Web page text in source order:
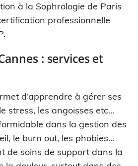
à la Sophrologie de Paris
professionnelle
: services et
d’apprendre à gérer ses
stress, les angoisses etc…
dans la gestion des
le burn out, les phobies…
de soins de support dans la